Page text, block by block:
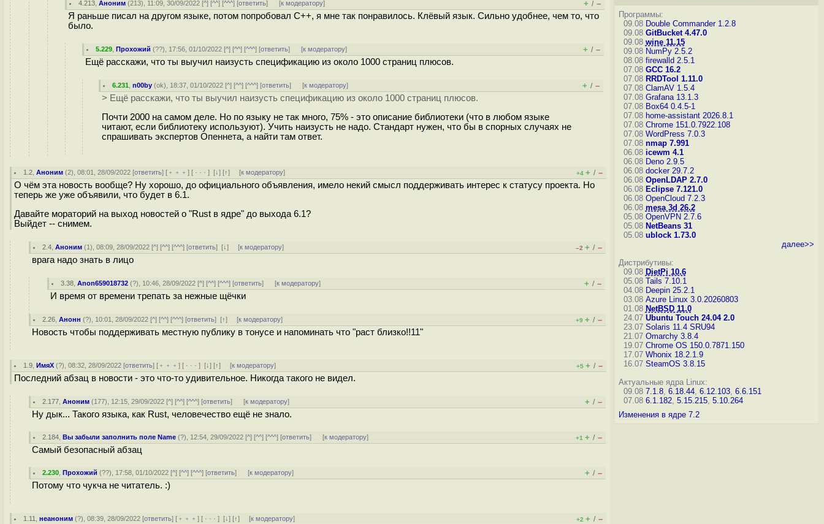
4.213 ,Аноним (213), 11:09, 30/09/2022 [^] [^^] [^^^] [ответить] [к модератору] + / –
Я раньше писал на другом языке, потом попробовал С++, я мне так понравилось. Клёвый язык. Сильно удобнее, чем то, что
было.
5.229 ,Прохожий (??), 17:56, 01/10/2022 [^] [^^] [^^^] [ответить] [к модератору] + / –
Ещё расскажи, что ты выучил наизусть спецификацию из около 1000 страниц плюсов.
6.231 ,n00by (ok), 18:37, 01/10/2022 [^] [^^] [^^^] [ответить] [к модератору] + / –
> Ещё расскажи, что ты выучил наизусть спецификацию из около 1000 страниц плюсов.
Почти 2000 на самом деле. Но по языку не так много, 75% - это описание библиотеки (что в любом языке
читают, если библиотеку используют). Учить наизусть не надо. Стандарт нужен, что бы в спорных случаях не
спрашивать экспертов Опеннета, а найти там ответ.
1.2 ,Аноним (2), 08:01, 28/09/2022 [ответить] [ ﹢﹢﹢] [ · · ·][↓] [↑] [к модератору] +4 + / –
О чём эта новость вообще? Ну хорошо, до официального объявления, имело некий смысл поддерживать интерес к статусу проекта. Но
теперь же уже объявили, что будет в 6.1.
Давайте мораторий на выход новостей о "Rust в ядре" до выхода 6.1?
Выйдет -- снимем.
2.4 ,Аноним (1), 08:09, 28/09/2022 [^] [^^] [^^^] [ответить][↓] [к модератору] –2 + / –
врага надо знать в лицо
3.38 ,Anon659018732 (?), 10:46, 28/09/2022 [^] [^^] [^^^] [ответить] [к модератору] + / –
И время от времени трепать за нежные щёчки
2.26 ,Анонн (?), 10:01, 28/09/2022 [^] [^^] [^^^] [ответить][↑] [к модератору] +9 + / –
Новость чтобы поддерживать местную публику в тонусе и напоминать что "раст близко!!11"
1.9 ,ИмяХ (?), 08:32, 28/09/2022 [ответить] [ ﹢﹢﹢] [ · · ·][↓] [↑] [к модератору] +5 + / –
Последний абзац в новости - это что-то удивительное. Никогда такого не видел.
2.177 ,Аноним (177), 12:15, 29/09/2022 [^] [^^] [^^^] [ответить] [к модератору] + / –
Ну дык... Такого языка, как Rust, человечество ещё не знало.
2.184 ,Вы забыли заполнить поле Name (?), 12:54, 29/09/2022 [^] [^^] [^^^] [ответить] [к модератору] +1 + / –
Самый безопасный абзац
2.230 ,Прохожий (??), 17:58, 01/10/2022 [^] [^^] [^^^] [ответить] [к модератору] + / –
Потому что чукча не читатель. :)
1.11 ,неаноним (?), 08:39, 28/09/2022 [ответить] [ ﹢﹢﹢] [ · · ·][↓] [↑] [к модератору] +2 + / –
Программы:
09.08 Double Commander 1.2.8
09.08 GitBucket 4.47.0
09.08 wine 11.15
09.08 NumPy 2.5.2
08.08 firewalld 2.5.1
07.08 GCC 16.2
07.08 RRDTool 1.11.0
07.08 ClamAV 1.5.4
07.08 Grafana 13.1.3
07.08 Box64 0.4.5-1
07.08 home-assistant 2026.8.1
07.08 Chrome 151.0.7922.108
07.08 WordPress 7.0.3
07.08 nmap 7.991
06.08 icewm 4.1
06.08 Deno 2.9.5
06.08 docker 29.7.2
06.08 OpenLDAP 2.7.0
06.08 Eclipse 7.121.0
06.08 OpenCloud 7.2.3
06.08 mesa 3d 26.2
05.08 OpenVPN 2.7.6
05.08 NetBeans 31
05.08 ublock 1.73.0
далее>>
Дистрибутивы:
09.08 DietPi 10.6
05.08 Tails 7.10.1
04.08 Deepin 25.2.1
03.08 Azure Linux 3.0.20260803
01.08 NetBSD 11.0
24.07 Ubuntu Touch 24.04 2.0
23.07 Solaris 11.4 SRU94
21.07 Omarchy 3.8.4
19.07 Chrome OS 150.0.7871.150
17.07 Whonix 18.2.1.9
16.07 SteamOS 3.8.15
Актуальные ядра Linux:
09.08 7.1.8, 6.18.44, 6.12.103, 6.6.151
07.08 6.1.182, 5.15.215, 5.10.264
Изменения в ядре 7.2